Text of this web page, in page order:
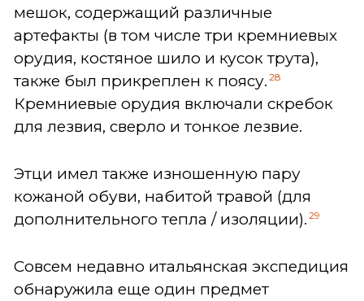
мешок, содержащий различные
артефакты (в том числе три кремниевых
орудия, костяное шило и кусок трута),
также был прикреплен к поясу. 28
Кремниевые орудия включали скребок
для лезвия, сверло и тонкое лезвие.
Этци имел также изношенную пару
кожаной обуви, набитой травой (для
дополнительного тепла / изоляции). 29
Совсем недавно итальянская экспедиция
обнаружила еще один предмет